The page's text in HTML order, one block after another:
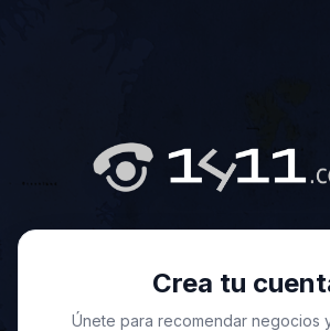
Crea tu
Únete para recomendar negocios